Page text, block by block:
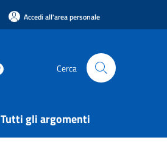
Accedi all'area personale
Cerca
Tutti gli argomenti